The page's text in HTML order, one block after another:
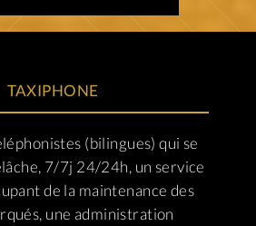
TAXIPHONE
(bilingues) qui se
7/7j 24/24h, un service
de la maintenance des
une administration